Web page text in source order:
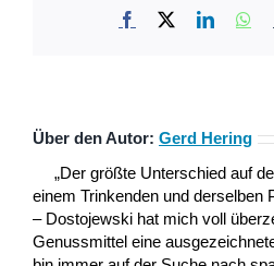
Facebook LinkedIn
Über den Autor: Gerd Hering
„Der größte Unterschied auf
einem Trinkenden und derselben
– Dostojewski hat mich voll
Genussmittel eine